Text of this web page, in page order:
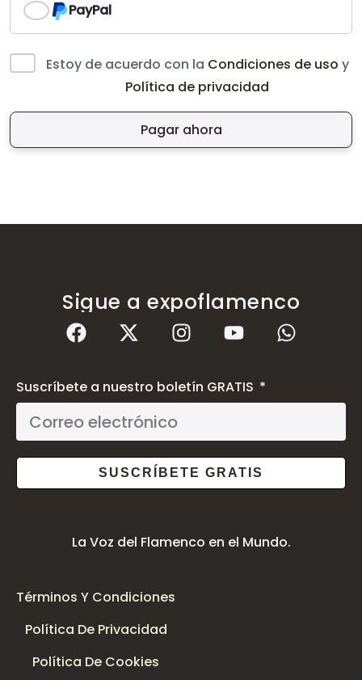
PayPal
Estoy de acuerdo con la Condiciones de uso y
Política de privacidad
Pagar ahora
La Voz del Flamenco en el Mundo.
Suscríbete a nuestro boletín GRATIS
SUSCRÍBETE GRATIS
Sigue a expoflamenco
Términos Y Condiciones
Política De Privacidad
Política De Cookies